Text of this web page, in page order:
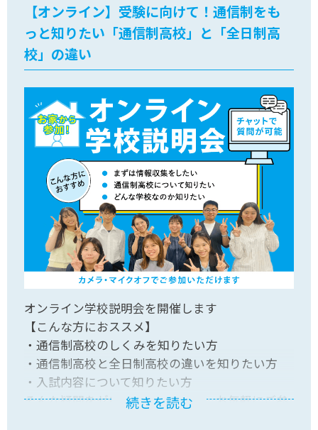
【オンライン】受験に向けて！通信制をも
っと知りたい「通信制高校」と「全日制高
校」の違い
オンライン学校説明会を開催します
【こんな方におススメ】
・通信制高校のしくみを知りたい方
・通信制高校と全日制高校の違いを知りたい方
・入試内容について知りたい方
そんな疑問をゼロから解消します。お気軽にご参
続きを読む